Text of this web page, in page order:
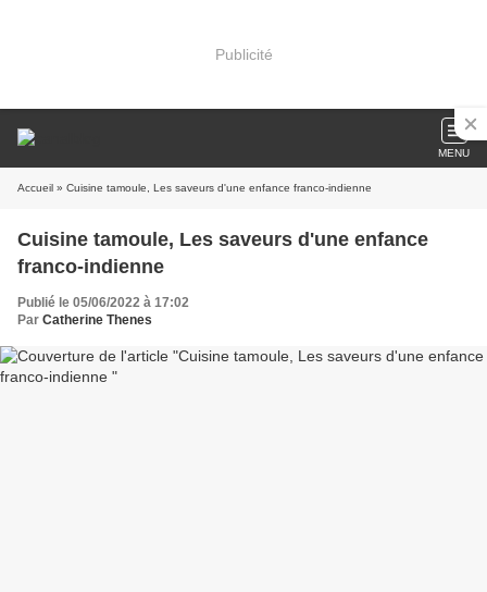
Publicité
MENU
Accueil » Cuisine tamoule, Les saveurs d'une enfance franco-indienne
Cuisine tamoule, Les saveurs d'une enfance
franco-indienne
Publié le 05/06/2022 à 17:02
Par Catherine Thenes